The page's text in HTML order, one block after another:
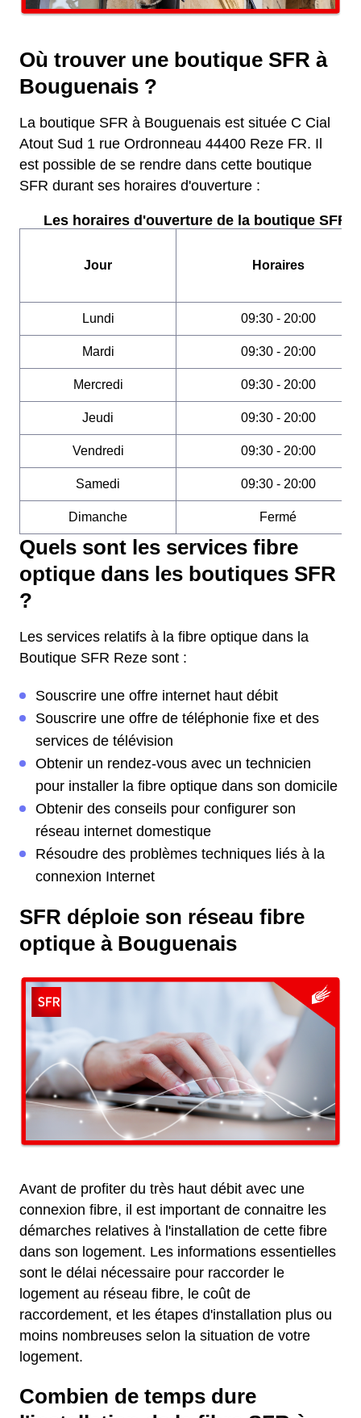
Où trouver une boutique SFR à
Bouguenais ?
La boutique SFR à Bouguenais est située C Cial
Atout Sud 1 rue Ordronneau 44400 Reze FR. Il
est possible de se rendre dans cette boutique
SFR durant ses horaires d'ouverture :
Les horaires d'ouverture de la boutique SFR :
Jour Horaires
Lundi 09:30 - 20:00
Mardi 09:30 - 20:00
Mercredi 09:30 - 20:00
Jeudi 09:30 - 20:00
Vendredi 09:30 - 20:00
Samedi 09:30 - 20:00
Dimanche Fermé
Quels sont les services fibre
optique dans les boutiques SFR
?
Les services relatifs à la fibre optique dans la
Boutique SFR Reze sont :
Souscrire une offre internet haut débit
Souscrire une offre de téléphonie fixe et des
services de télévision
Obtenir un rendez-vous avec un technicien
pour installer la fibre optique dans son domicile
Obtenir des conseils pour configurer son
réseau internet domestique
Résoudre des problèmes techniques liés à la
connexion Internet
SFR déploie son réseau fibre
optique à Bouguenais
Avant de profiter du très haut débit avec une
connexion fibre, il est important de connaitre les
démarches relatives à l'installation de cette fibre
dans son logement. Les informations essentielles
sont le délai nécessaire pour raccorder le
logement au réseau fibre, le coût de
raccordement, et les étapes d'installation plus ou
moins nombreuses selon la situation de votre
logement.
Combien de temps dure